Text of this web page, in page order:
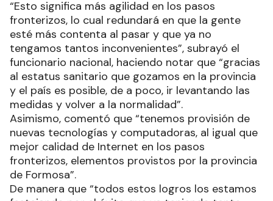
“Esto significa más agilidad en los pasos
fronterizos, lo cual redundará en que la gente
esté más contenta al pasar y que ya no
tengamos tantos inconvenientes”, subrayó el
funcionario nacional, haciendo notar que “gracias
al estatus sanitario que gozamos en la provincia
y el país es posible, de a poco, ir levantando las
medidas y volver a la normalidad”.
Asimismo, comentó que “tenemos provisión de
nuevas tecnologías y computadoras, al igual que
mejor calidad de Internet en los pasos
fronterizos, elementos provistos por la provincia
de Formosa”.
De manera que “todos estos logros los estamos